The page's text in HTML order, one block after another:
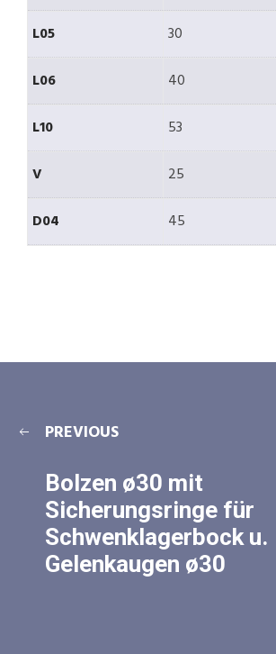
L05
30
L06
40
L10
53
V
25
D04
45
PREVIOUS
Bolzen ø30 mit
Sicherungsringe für
Schwenklagerbock u.
Gelenkaugen ø30